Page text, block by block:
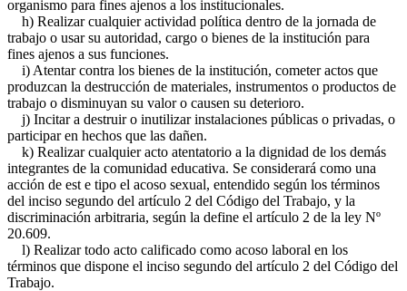
organismo para fines ajenos a los institucionales.
h) Realizar cualquier actividad política dentro de la jornada de
trabajo o usar su autoridad, cargo o bienes de la institución para
fines ajenos a sus funciones.
i) Atentar contra los bienes de la institución, cometer actos que
produzcan la destrucción de materiales, instrumentos o productos de
trabajo o disminuyan su valor o causen su deterioro.
j) Incitar a destruir o inutilizar instalaciones públicas o privadas, o
participar en hechos que las dañen.
k) Realizar cualquier acto atentatorio a la dignidad de los demás
integrantes de la comunidad educativa. Se considerará como una
acción de est e tipo el acoso sexual, entendido según los términos
del inciso segundo del artículo 2 del Código del Trabajo, y la
discriminación arbitraria, según la define el artículo 2 de la ley Nº
20.609.
l) Realizar todo acto calificado como acoso laboral en los
términos que dispone el inciso segundo del artículo 2 del Código del
Trabajo.